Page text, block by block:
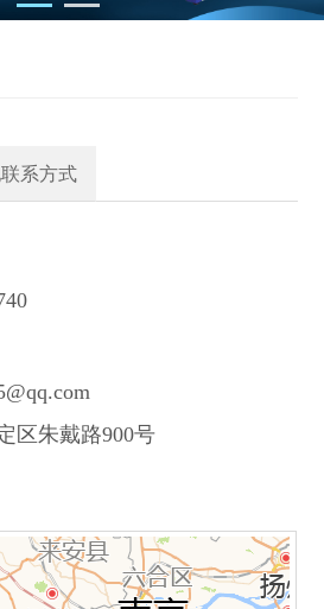
系方式
区朱戴路900号